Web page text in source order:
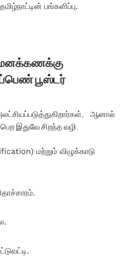
பங்களிப்பு.
மனக்கணக்கு
பூஸ்டர்
ஆனால்
இதுவே சிறந்த வழி.
மற்றும் விழுக்காடு